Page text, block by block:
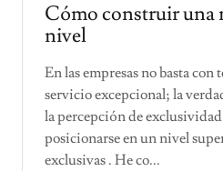
Cómo construir una
nivel
En las empresas no basta
servicio excepcional; la
la percepción de
posicionarse en un nivel
exclusivas . He co...